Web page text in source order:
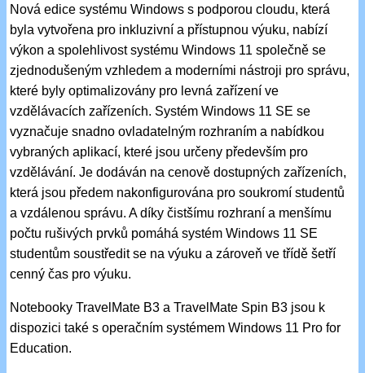
Nová edice systému Windows s podporou cloudu, která
byla vytvořena pro inkluzivní a přístupnou výuku, nabízí
výkon a spolehlivost systému Windows 11 společně se
zjednodušeným vzhledem a moderními nástroji pro správu,
které byly optimalizovány pro levná zařízení ve
vzdělávacích zařízeních. Systém Windows 11 SE se
vyznačuje snadno ovladatelným rozhraním a nabídkou
vybraných aplikací, které jsou určeny především pro
vzdělávání. Je dodáván na cenově dostupných zařízeních,
která jsou předem nakonfigurována pro soukromí studentů
a vzdálenou správu. A díky čistšímu rozhraní a menšímu
počtu rušivých prvků pomáhá systém Windows 11 SE
studentům soustředit se na výuku a zároveň ve třídě šetří
cenný čas pro výuku.
Notebooky TravelMate B3 a TravelMate Spin B3 jsou k
dispozici také s operačním systémem Windows 11 Pro for
Education.